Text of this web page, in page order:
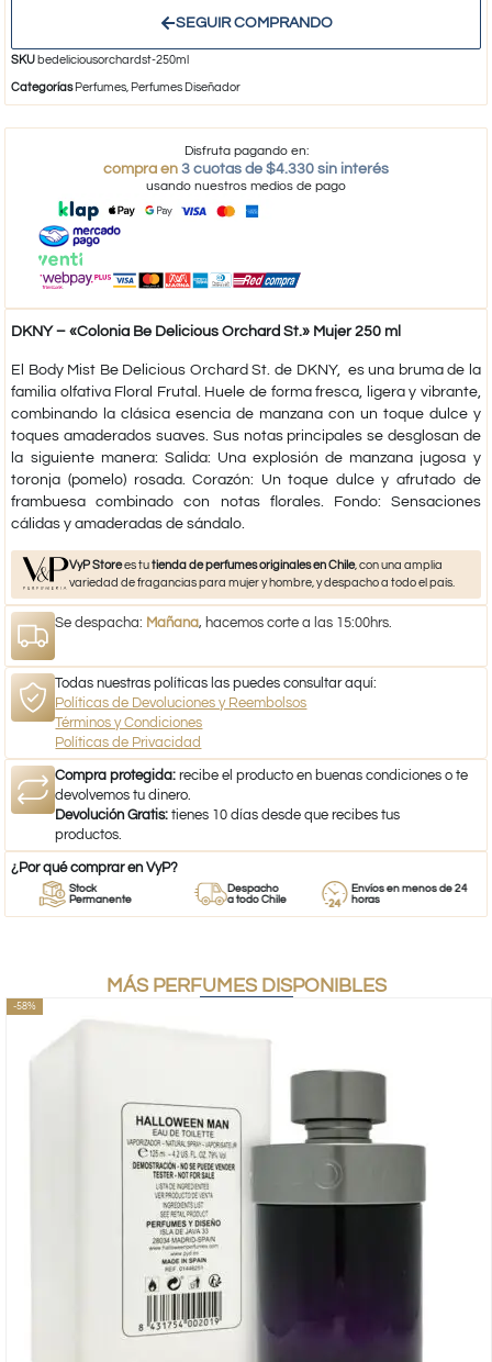
SEGUIR COMPRANDO
SKU bedeliciousorchardst-250ml
Categorías Perfumes, Perfumes Diseñador
Disfruta pagando en:
compra en 3 cuotas de $4.330 sin interés
usando nuestros medios de pago
DKNY – «Colonia Be Delicious Orchard St.» Mujer 250 ml
El Body Mist Be Delicious Orchard St. de DKNY, es una bruma de la
familia olfativa Floral Frutal. Huele de forma fresca, ligera y vibrante,
combinando la clásica esencia de manzana con un toque dulce y
toques amaderados suaves. Sus notas principales se desglosan de
la siguiente manera: Salida: Una explosión de manzana jugosa y
toronja (pomelo) rosada. Corazón: Un toque dulce y afrutado de
frambuesa combinado con notas florales. Fondo: Sensaciones
cálidas y amaderadas de sándalo.​
VyP Storees tutienda de perfumes originales en Chile, con una amplia
variedad de fragancias para mujer y hombre, y despacho a todo el país.
Se despacha: Mañana, hacemos corte a las 15:00hrs.
Todas nuestras políticas las puedes consultar aquí:
Políticas de Devoluciones y Reembolsos
Términos y Condiciones
Políticas de Privacidad
Compra protegida: recibe el producto en buenas condiciones o te
devolvemos tu dinero.
Devolución Gratis: tienes 10 días desde que recibes tus
productos.
¿Por qué comprar en VyP?
Stock
Permanente
Despacho
a todo Chile
Envíos en menos de 24
horas
MÁS PERFUMES DISPONIBLES
-58%